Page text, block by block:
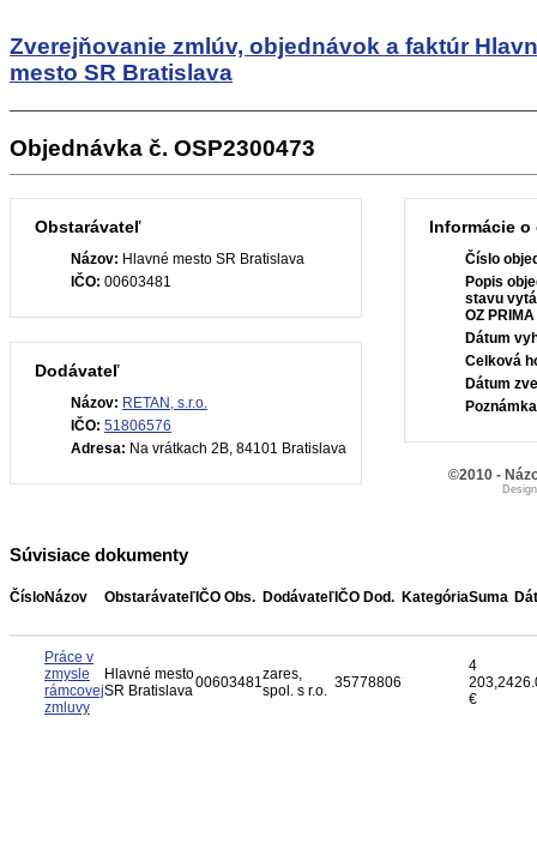
Zverejňovanie zmlúv, objednávok a faktúr
mesto SR Bratislava
Objednávka č. OSP2300473
Obstarávateľ
Názov: Hlavné mesto SR Bratislava
IČO: 00603481
Dodávateľ
Názov: RETAN, s.r.o.
IČO: 51806576
Adresa: Na vrátkach 2B, 84101 Bratislava
Informácie
Číslo
Popis
stavu
OZ
Dátum
Celková
Dátum
Súvisiace dokumenty
ČísloNázov Obstarávateľ IČO Obs. Dodávateľ IČO Dod. KategóriaSuma
Práce v
zmysle
rámcovej
zmluvy
Hlavné mesto
SR Bratislava00603481zares,
spol. s r.o. 35778806
4
203,24
€
©2010 -